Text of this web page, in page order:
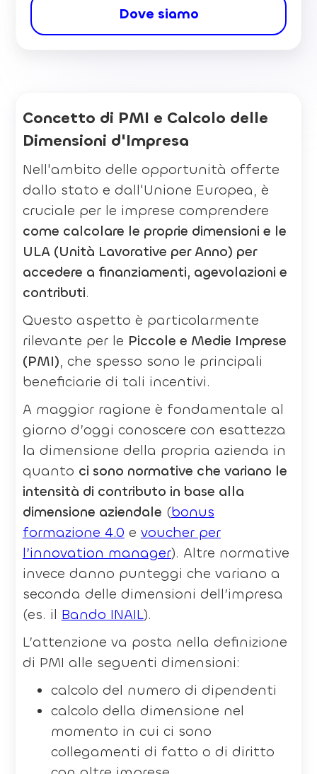
Dove siamo
Concetto di PMI e Calcolo delle
Dimensioni d'Impresa
Nell'ambito delle opportunità offerte
dallo stato e dall'Unione Europea, è
cruciale per le imprese comprendere
come calcolare le proprie dimensioni e le
ULA (Unità Lavorative per Anno) per
accedere a finanziamenti, agevolazioni e
contributi.
Questo aspetto è particolarmente
rilevante per le Piccole e Medie Imprese
(PMI), che spesso sono le principali
beneficiarie di tali incentivi.
A maggior ragione è fondamentale al
giorno d’oggi conoscere con esattezza
la dimensione della propria azienda in
quanto ci sono normative che variano le
intensità di contributo in base alla
dimensione aziendale (bonus
formazione 4.0 e voucher per
l’innovation manager). Altre normative
invece danno punteggi che variano a
seconda delle dimensioni dell’impresa
(es. il Bando INAIL).
L’attenzione va posta nella definizione
di PMI alle seguenti dimensioni:
calcolo del numero di dipendenti
calcolo della dimensione nel
momento in cui ci sono
collegamenti di fatto o di diritto